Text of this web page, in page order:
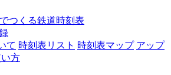
つくる鉄道時刻表
て 時刻表リスト 時刻表マップ アップ
方